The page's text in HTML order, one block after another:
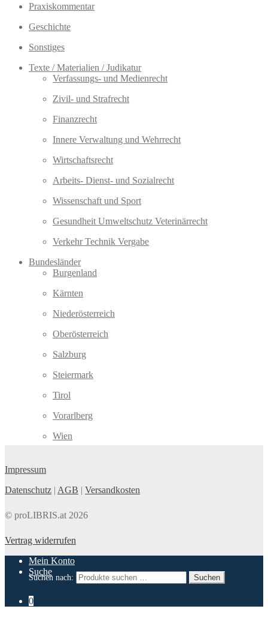
Praxiskommentar
Geschichte
Sonstiges
Texte / Materialien / Judikatur
Verfassungs- und Medienrecht
Zivil- und Strafrecht
Finanzrecht
Innere Verwaltung und Wehrrecht
Wirtschaftsrecht
Arbeits- Dienst- und Sozialrecht
Wissenschaft und Sport
Gesundheit Umweltschutz Veterinärrecht
Verkehr Technik Vergabe
Bundesländer
Burgenland
Kärnten
Niederösterreich
Oberösterreich
Salzburg
Steiermark
Tirol
Vorarlberg
Wien
Impressum
Datenschutz | AGB | Versandkosten
© proLIBRIS.at 2026
Vertrag widerrufen
Mein Konto
Suche
Suchen nach: Suchen
0